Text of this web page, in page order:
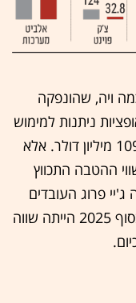
ויה, שהונפקה
החזיקו בסוף 2025 באופציות ניתנות למימוש
שההטבה המגולמת בהן עמדה על כ-109 מיליון דולר. אלא
ההטבה התכווץ
ג'יי פרוג העובדים
ראו התכווצות משמעותית: מהטבה שבסוף 2025 הייתה שווה